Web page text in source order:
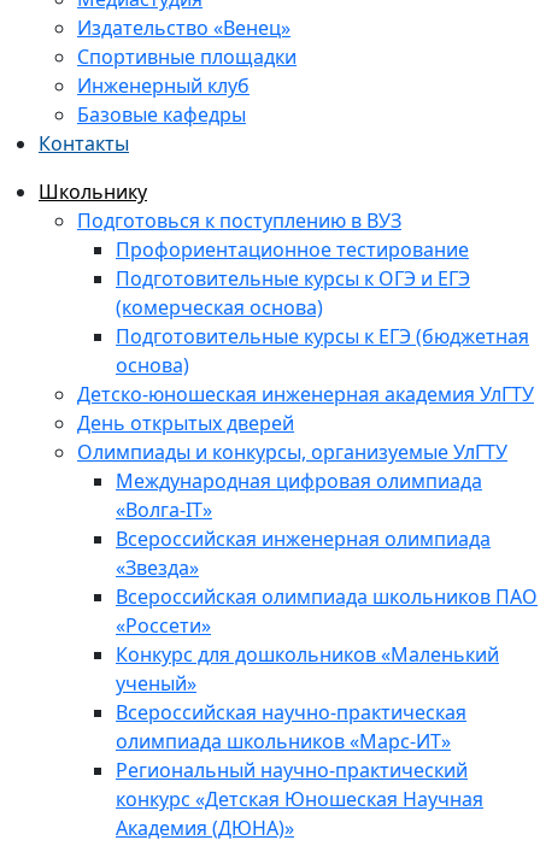
Издательство «Венец»
Спортивные площадки
Инженерный клуб
Базовые кафедры
Контакты
Школьнику
Подготовься к поступлению в ВУЗ
Профориентационное тестирование
Подготовительные курсы к ОГЭ и ЕГЭ
(комерческая основа)
Подготовительные курсы к ЕГЭ (бюджетная
основа)
Детско-юношеская инженерная академия УлГТУ
День открытых дверей
Олимпиады и конкурсы, организуемые УлГТУ
Международная цифровая олимпиада
«Волга-IT»
Всероссийская инженерная олимпиада
«Звезда»
Всероссийская олимпиада школьников ПАО
«Россети»
Конкурс для дошкольников «Маленький
ученый»
Всероссийская научно-практическая
олимпиада школьников «Марс-ИТ»
Региональный научно-практический
конкурс «Детская Юношеская Научная
Академия (ДЮНА)»